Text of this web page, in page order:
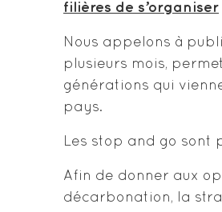
filières de s’organiser
Nous appelons à
plusieurs mois,
générations qui
pays.
Les stop and go sont
Afin de donner aux
décarbonation, la